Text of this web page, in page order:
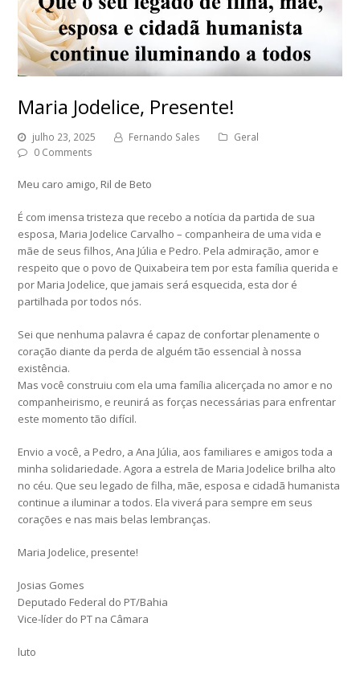
Maria Jodelice, Presente!
julho 23, 2025 Fernando Sales
Geral
0 Comments
Meu caro amigo, Ril de Beto
É com imensa tristeza que recebo a notícia da partida de sua
esposa, Maria Jodelice Carvalho – companheira de uma vida e
mãe de seus filhos, Ana Júlia e Pedro. Pela admiração, amor e
respeito que o povo de Quixabeira tem por esta família querida e
por Maria Jodelice, que jamais será esquecida, esta dor é
partilhada por todos nós.
Sei que nenhuma palavra é capaz de confortar plenamente o
coração diante da perda de alguém tão essencial à nossa
existência.
Mas você construiu com ela uma família alicerçada no amor e no
companheirismo, e reunirá as forças necessárias para enfrentar
este momento tão difícil.
Envio a você, a Pedro, a Ana Júlia, aos familiares e amigos toda a
minha solidariedade. Agora a estrela de Maria Jodelice brilha alto
no céu. Que seu legado de filha, mãe, esposa e cidadã humanista
continue a iluminar a todos. Ela viverá para sempre em seus
corações e nas mais belas lembranças.
Maria Jodelice, presente!
Josias Gomes
Deputado Federal do PT/Bahia
Vice-líder do PT na Câmara
luto